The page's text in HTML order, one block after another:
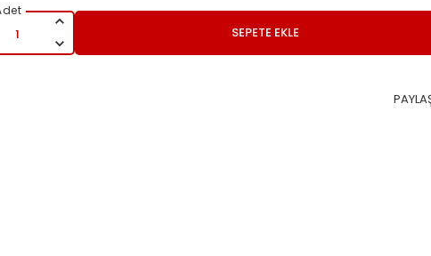
SEPETE EKLE